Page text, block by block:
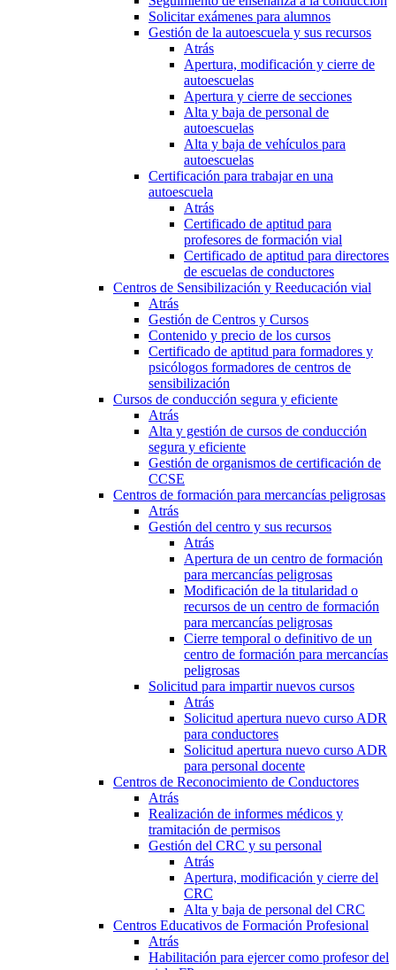
Solicitar exámenes para alumnos
Gestión de la autoescuela y sus recursos
Atrás
Apertura, modificación y cierre de
autoescuelas
Apertura y cierre de secciones
Alta y baja de personal de
autoescuelas
Alta y baja de vehículos para
autoescuelas
Certificación para trabajar en una
autoescuela
Atrás
Certificado de aptitud para
profesores de formación vial
Certificado de aptitud para directores
de escuelas de conductores
Centros de Sensibilización y Reeducación vial
Atrás
Gestión de Centros y Cursos
Contenido y precio de los cursos
Certificado de aptitud para formadores y
psicólogos formadores de centros de
sensibilización
Cursos de conducción segura y eficiente
Atrás
Alta y gestión de cursos de conducción
segura y eficiente
Gestión de organismos de certificación de
CCSE
Centros de formación para mercancías peligrosas
Atrás
Gestión del centro y sus recursos
Atrás
Apertura de un centro de formación
para mercancías peligrosas
Modificación de la titularidad o
recursos de un centro de formación
para mercancías peligrosas
Cierre temporal o definitivo de un
centro de formación para mercancías
peligrosas
Solicitud para impartir nuevos cursos
Atrás
Solicitud apertura nuevo curso ADR
para conductores
Solicitud apertura nuevo curso ADR
para personal docente
Centros de Reconocimiento de Conductores
Atrás
Realización de informes médicos y
tramitación de permisos
Gestión del CRC y su personal
Atrás
Apertura, modificación y cierre del
CRC
Alta y baja de personal del CRC
Centros Educativos de Formación Profesional
Atrás
Habilitación para ejercer como profesor del